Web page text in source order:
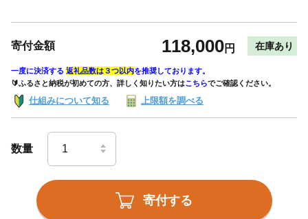
寄付金額 118,000円 在庫あり
一度に決済する 返礼品数は３つ以内を推奨しております。
🔰ふるさと納税が初めての方、詳しく知りたい方はこちらでご確認ください。
仕組みについて知る 上限額を調べる
数量
寄付する